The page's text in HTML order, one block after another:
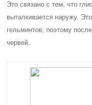
Это связано с тем, что
выталкивается наружу.
гельминтов, поэтому
червей.